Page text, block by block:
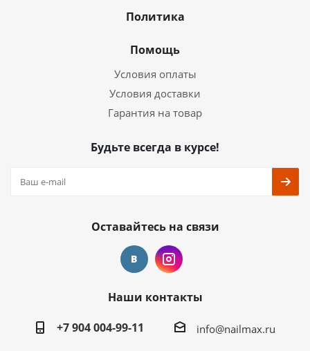
Политика
Помощь
Условия оплаты
Условия доставки
Гарантия на товар
Будьте всегда в курсе!
Оставайтесь на связи
Наши контакты
+7 904 004-99-11
info@nailmax.ru